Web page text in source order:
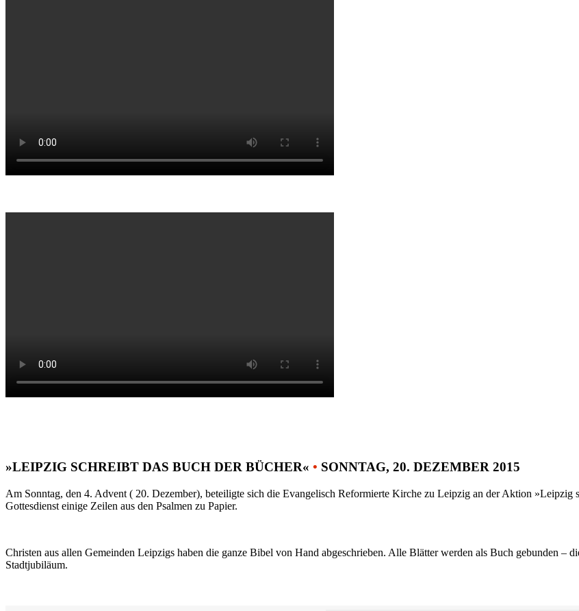
»LEIPZIG SCHREIBT DAS BUCH DER BÜCHER« • SONNTAG, 20. DEZEMBER 2015
Am Sonntag, den 4. Advent ( 20. Dezember), beteiligte sich die Evangelisch Reformierte Kirche zu Leipzig an der Aktion »Leipzig
Gottesdienst einige Zeilen aus den Psalmen zu Papier.
Christen aus allen Gemeinden Leipzigs haben die ganze Bibel von Hand abgeschrieben. Alle Blätter werden als Buch gebunden –
Stadtjubiläum.